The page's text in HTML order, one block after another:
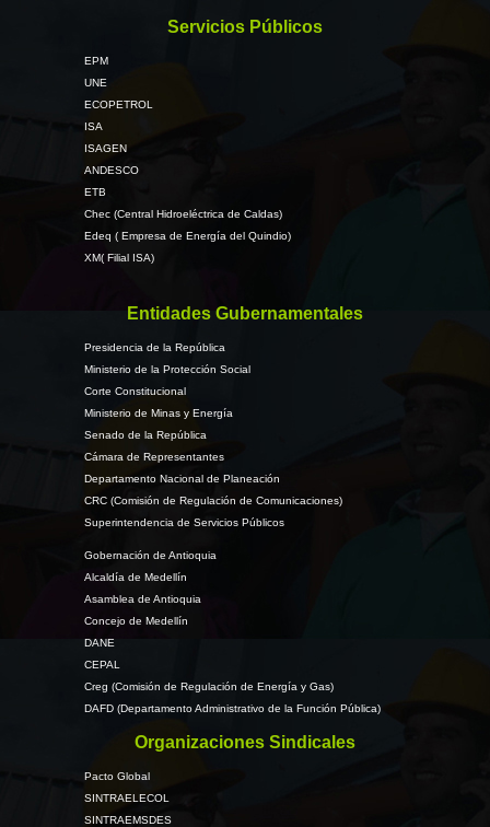
Servicios Públicos
EPM
UNE
ECOPETROL
ISA
ISAGEN
ANDESCO
ETB
Chec (Central Hidroeléctrica de Caldas)
Edeq ( Empresa de Energía del Quindio)
XM( Filial ISA)
Entidades Gubernamentales
Presidencia de la República
Ministerio de la Protección Social
Corte Constitucional
Ministerio de Minas y Energía
Senado de la República
Cámara de Representantes
Departamento Nacional de Planeación
CRC (Comisión de Regulación de Comunicaciones)
Superintendencia de Servicios Públicos
Gobernación de Antioquia
Alcaldía de Medellín
Asamblea de Antioquia
Concejo de Medellín
DANE
CEPAL
Creg (Comisión de Regulación de Energía y Gas)
DAFD (Departamento Administrativo de la Función Pública)
Organizaciones Sindicales
Pacto Global
SINTRAELECOL
SINTRAEMSDES